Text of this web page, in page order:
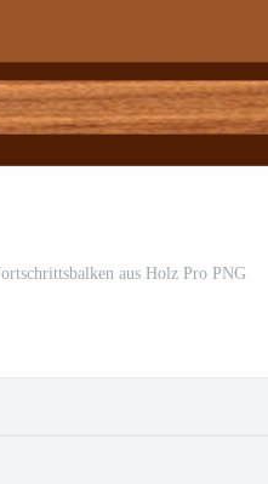
aus Holz Pro PNG